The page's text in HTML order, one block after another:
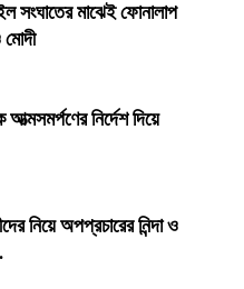
সংঘাতের মাঝেই ফোনালাপ
মোদী
আত্মসমর্পণের নির্দেশ দিয়ে
নিয়ে অপপ্রচারের নিন্দা ও